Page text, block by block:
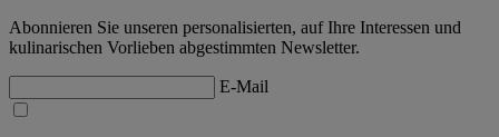
Abonnieren Sie unseren personalisierten, auf Ihre Interessen und
kulinarischen Vorlieben abgestimmten Newsletter.
E-Mail